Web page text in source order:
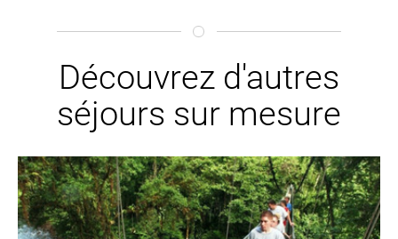
Découvrez d'autres
séjours sur mesure